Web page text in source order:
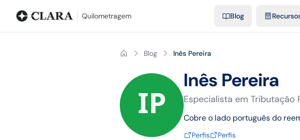
Quilometragem Blog
Blog Inês Pereira
Inês Pereira
Especialista em Tributação
Cobre o lado português do
Perfis Perfis